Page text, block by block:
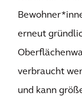
erneut
verbraucht
und kann